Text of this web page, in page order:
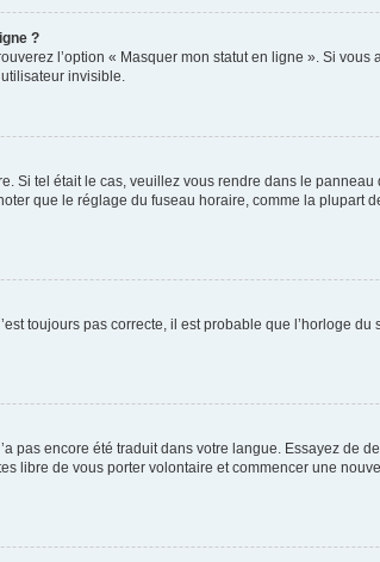
?
l’option « Masquer mon statut en ligne ». Si
invisible.
Si tel était le cas, veuillez vous rendre dans le
que le réglage du fuseau horaire, comme la plupart
toujours pas correcte, il est probable que l’horloge
pas encore été traduit dans votre langue. Essayez de
libre de vous porter volontaire et commencer une